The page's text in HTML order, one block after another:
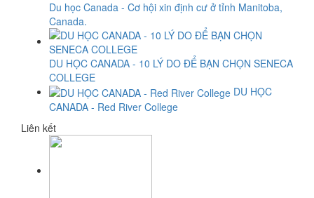
Du học Canada - Cơ hội xin định cư ở tỉnh Manitoba,
Canada.
DU HỌC CANADA - 10 LÝ DO ĐỂ BẠN CHỌN SENECA
COLLEGE
DU HỌC
CANADA - Red River College
Liên kết